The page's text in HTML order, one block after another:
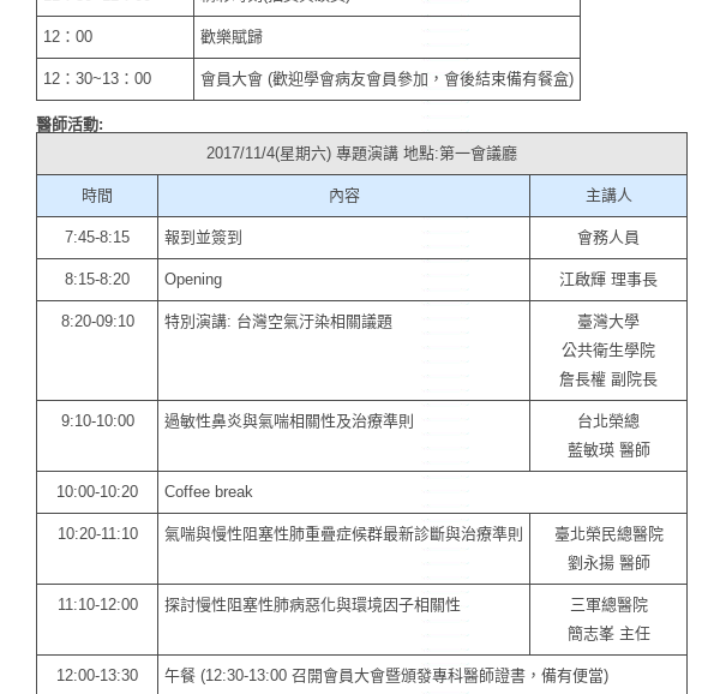
12：00 歡樂賦歸
12：30~13：00 會員大會 (歡迎學會病友會員參加，會後結束備有餐盒)
醫師活動:
2017/11/4(星期六) 專題演講 地點:第一會議廳
時間 內容 主講人
7:45-8:15 報到並簽到 會務人員
8:15-8:20 Opening 江啟輝 理事長
8:20-09:10 特別演講: 台灣空氣汙染相關議題
臺灣大學
公共衛生學院
詹長權 副院長
9:10-10:00 過敏性鼻炎與氣喘相關性及治療準則
台北榮總
藍敏瑛 醫師
10:00-10:20 Coffee break
10:20-11:10 氣喘與慢性阻塞性肺重疊症候群最新診斷與治療準則
臺北榮民總醫院
劉永揚 醫師
11:10-12:00 探討慢性阻塞性肺病惡化與環境因子相關性
三軍總醫院
簡志峯 主任
12:00-13:30 午餐 (12:30-13:00 召開會員大會暨頒發專科醫師證書，備有便當)